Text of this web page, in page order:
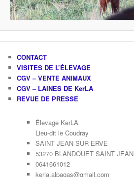
CONTACT
VISITES DE L’ÉLEVAGE
CGV – VENTE ANIMAUX
CGV – LAINES DE KerLA
REVUE DE PRESSE
Élevage KerLA
Lieu-dit le Coudray
SAINT JEAN SUR ERVE
53270 BLANDOUET SAINT JEAN
0641661012
kerla.alpagas@gmail.com